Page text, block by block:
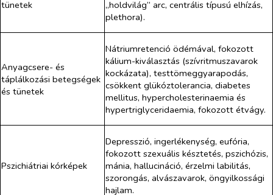
tünetek
„holdvilág” arc, centrális típusú elhízás,
plethora).
Anyagcsere- és
táplálkozási betegségek
és tünetek
Nátriumretenció ödémával, fokozott
kálium-kiválasztás (szívritmuszavarok
kockázata), testtömeggyarapodás,
csökkent glükóztolerancia, diabetes
mellitus, hypercholesterinaemia és
hypertriglyceridaemia, fokozott étvágy.
Pszichiátriai kórképek
Depresszió, ingerlékenység, eufória,
fokozott szexuális késztetés, pszichózis,
mánia, hallucináció, érzelmi labilitás,
szorongás, alvászavarok, öngyilkossági
hajlam.